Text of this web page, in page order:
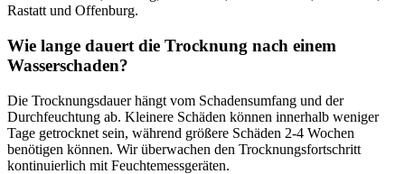
Rastatt und Offenburg.
Wie lange dauert die Trocknung nach einem
Wasserschaden?
Die Trocknungsdauer hängt vom Schadensumfang und der
Durchfeuchtung ab. Kleinere Schäden können innerhalb weniger
Tage getrocknet sein, während größere Schäden 2-4 Wochen
benötigen können. Wir überwachen den Trocknungsfortschritt
kontinuierlich mit Feuchtemessgeräten.